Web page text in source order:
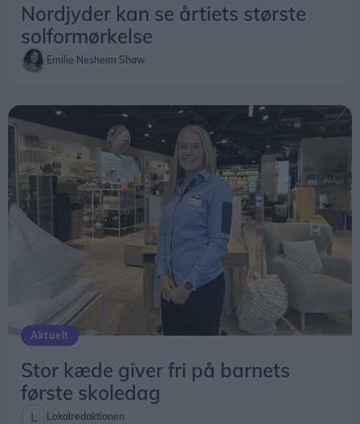
Nordjyder kan se årtiets største
solformørkelse
Emilie Nesheim Shaw
Aktuelt
Stor kæde giver fri på barnets
første skoledag
Lokalredaktionen